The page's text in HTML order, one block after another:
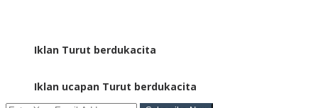
Iklan Turut berdukacita
Iklan ucapan Turut berdukacita